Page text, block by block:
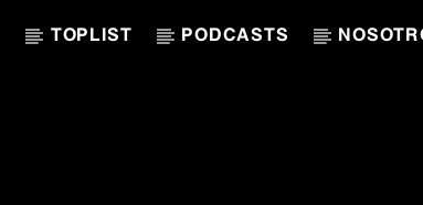
TOPLIST PODCASTS